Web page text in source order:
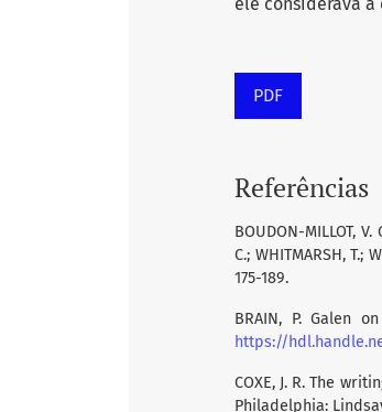
PDF
Referências
BOUDON-MILLOT,
C.; WHITMARSH,
175-189.
BRAIN, P. Galen
https://
COXE, J. R. The
Philadelphia: